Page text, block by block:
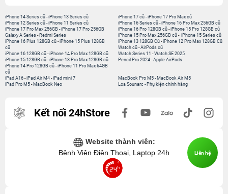
iPhone 14 Series cũ -iPhone 13 Series cũ
iPhone 12 Series cũ -iPhone 11 Series cũ
iPhone 17 Pro Max 256GB -iPhone 17 Pro 256GB
Galaxy A Series - Redmi Series
iPhone 17 cũ-iPhone 17 Pro Max cũ
iPhone 16 Series cũ- iPhone 16 Pro Max 256GB cũ
iPhone 16 Pro 128GB cũ-iPhone 15 Pro 128GB cũ
iPhone 15 Pro Max 256GB cũ- iPhone 15 Series cũ
iPhone 16 Plus 128GB cũ -iPhone 15 Plus 128GB
cũ
iPhone 16 128GB cũ -iPhone 14 Pro Max 128GB cũ
iPhone 15 128GB cũ -iPhone 13 Pro Max 128GB cũ
iPhone 14 Pro 128GB cũ -iPhone 11 Pro Max 64GB
cũ
iPhone 13 128GB Cũ-iPhone 12 Pro Max 128GB Cũ
Watch cũ-AirPods cũ
Watch Series 11 -Watch SE 2025
Pencil Pro 2024-Apple AirPods
iPad A16 -iPad Air M4 -iPad mini 7
iPad Pro M5 - MacBook Neo
MacBook Pro M5- MacBook Air M5
Loa Sounarc- Phụ kiện chính hãng
Kết nối 24hStore
Website thành viên:
Bệnh Viện Điện Thoại, Laptop 24h
Liên hệ